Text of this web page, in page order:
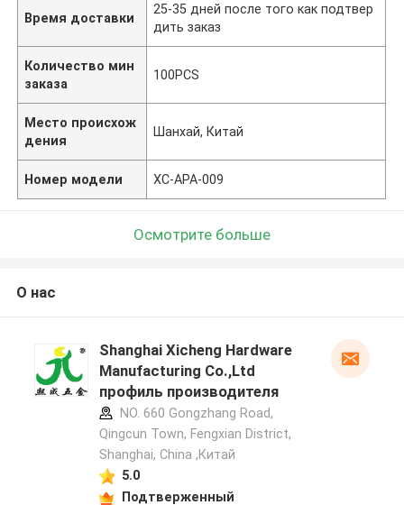
Время доставки
25-35 дней после того как подтвер
дить заказ
Количество мин
заказа
100PCS
Место происхож
дения
Шанхай, Китай
Номер модели XC-APA-009
Осмотрите больше
О нас
Shanghai Xicheng Hardware
Manufacturing Co.,Ltd
профиль производителя
NO. 660 Gongzhang Road,
Qingcun Town, Fengxian District,
Shanghai, China ,Китай
5.0
Подтверженный